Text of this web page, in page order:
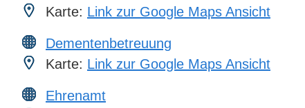
Karte: Link zur Google Maps Ansicht
Dementenbetreuung
Karte: Link zur Google Maps Ansicht
Ehrenamt